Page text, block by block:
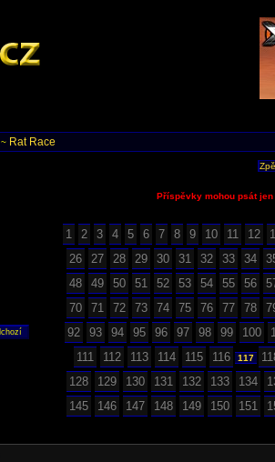
~ Rat Race
Příspěvky mohou psát
1 2 3 4 5 6 7 8 9 10 11 12
26
27 28 29 30 31 32 33 34
48
49 50 51 52 53 54 55 56
70
71 72 73 74 75 76 77 78
92
93 94 95 96 97 98 99 100
111
112 113 114 115 116 117
128
129 130 131 132 133 134
145
146 147 148 149 150 151